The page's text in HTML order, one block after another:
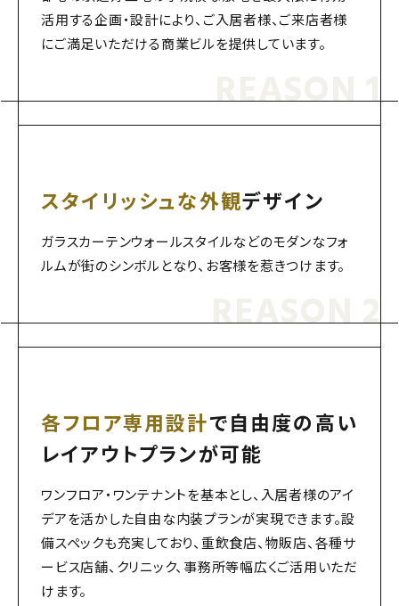
活用する企画・設計により、ご入居者様、ご来店者様
にご満足いただける商業ビルを提供しています。
REASON 1
スタイリッシュな外観デザイン
ガラスカーテンウォールスタイルなどのモダンなフォ
ルムが街のシンボルとなり、お客様を惹きつけます。
REASON 2
各フロア専用設計で自由度の高い
レイアウトプランが可能
ワンフロア・ワンテナントを基本とし、入居者様のアイ
デアを活かした自由な内装プランが実現できます。設
備スペックも充実しており、重飲食店、物販店、各種サ
ービス店舗、クリニック、事務所等幅広くご活用いただ
けます。